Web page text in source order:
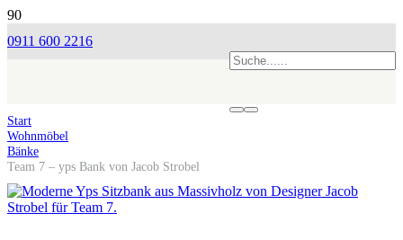
0911 600 2216
Start
Wohnmöbel
Bänke
Team 7 – yps Bank von Jacob Strobel